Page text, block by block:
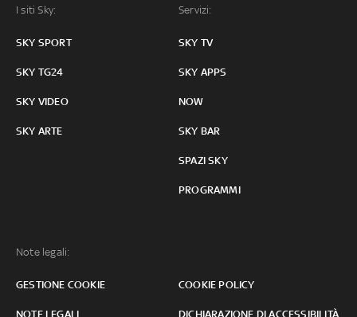
I siti Sky:
SKY SPORT
SKY TG24
SKY VIDEO
SKY ARTE
Servizi:
SKY TV
SKY APPS
NOW
SKY BAR
SPAZI SKY
PROGRAMMI
Note legali:
GESTIONE COOKIE COOKIE POLICY
NOTE LEGALI DICHIARAZIONE DI ACCESSIBILITÀ